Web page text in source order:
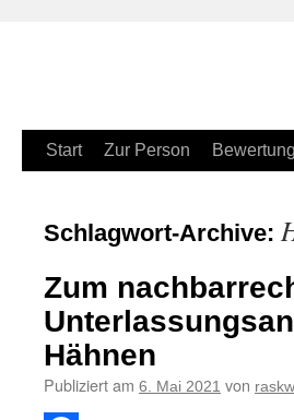
Zum
springen
Start Zur Person
Schlagwort-Archive:
Zum
Hähnen
Publiziert am 6. Mai 2021 von